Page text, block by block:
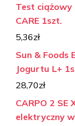
Test ciążowy
CARE 1szt.
5,36zł
Sun & Foods
Jogurtu L+
28,70zł
CARPO 2 SE
elektryczny